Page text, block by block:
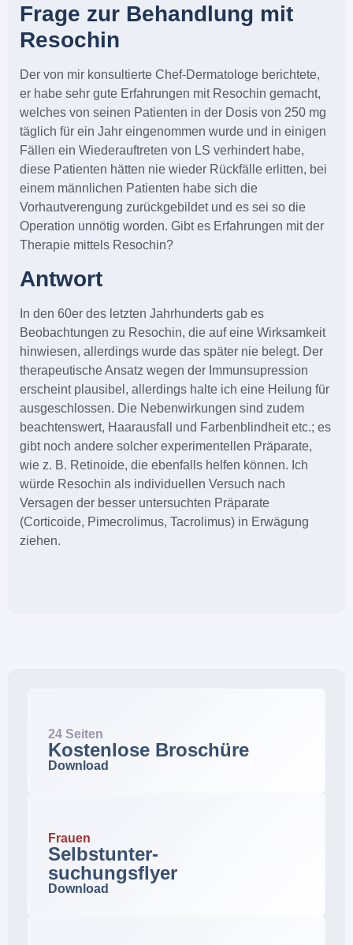
Frage zur Behandlung mit
Resochin
Der von mir konsultierte Chef-Dermatologe berichtete,
er habe sehr gute Erfahrungen mit Resochin gemacht,
welches von seinen Patienten in der Dosis von 250 mg
täglich für ein Jahr eingenommen wurde und in einigen
Fällen ein Wiederauftreten von LS verhindert habe,
diese Patienten hätten nie wieder Rückfälle erlitten, bei
einem männlichen Patienten habe sich die
Vorhautverengung zurückgebildet und es sei so die
Operation unnötig worden. Gibt es Erfahrungen mit der
Therapie mittels Resochin?
Antwort
In den 60er des letzten Jahrhunderts gab es
Beobachtungen zu Resochin, die auf eine Wirksamkeit
hinwiesen, allerdings wurde das später nie belegt. Der
therapeutische Ansatz wegen der Immunsupression
erscheint plausibel, allerdings halte ich eine Heilung für
ausgeschlossen. Die Nebenwirkungen sind zudem
beachtenswert, Haarausfall und Farbenblindheit etc.; es
gibt noch andere solcher experimentellen Präparate,
wie z. B. Retinoide, die ebenfalls helfen können. Ich
würde Resochin als individuellen Versuch nach
Versagen der besser untersuchten Präparate
(Corticoide, Pimecrolimus, Tacrolimus) in Erwägung
ziehen.
24 Seiten
Kostenlose Broschüre
Download
Frauen
Selbstunter-
suchungsflyer
Download